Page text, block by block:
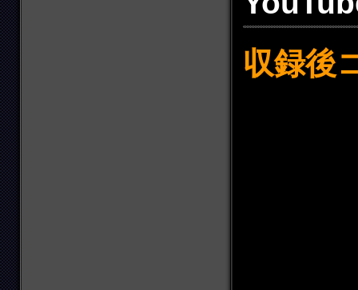
収録後